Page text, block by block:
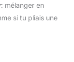
: mélanger en
si tu pliais une